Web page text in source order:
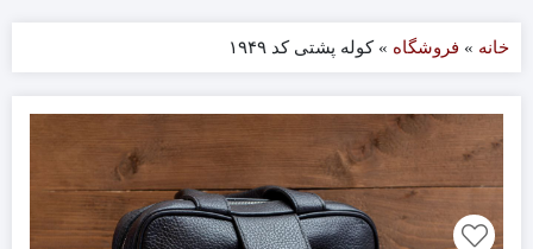
خانه » فروشگاه »کوله پشتی کد ۱۹۴۹